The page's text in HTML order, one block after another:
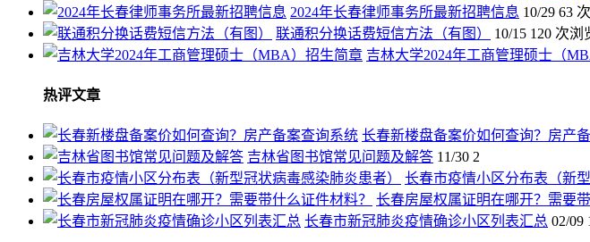
2024年长春律师事务所最新招聘信息 10/29 63
联通积分换话费短信方法（有图）
10/15 120 次浏
吉林大学2024年工商管理硕士（
热评文章
长春新楼盘备案价如何查询？房产
吉林省图书馆常见问题及解答 11/30 2
长春市疫情小区分布表（新
长春房屋权属证明在哪开？需要
长春市新冠肺炎疫情确诊小区列表汇总 02/09